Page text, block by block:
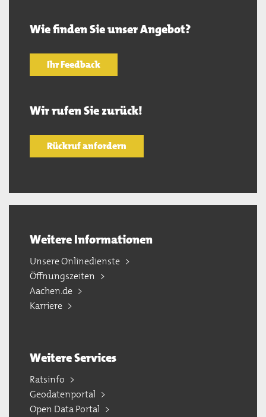
Wie finden Sie unser Angebot?
Ihr Feedback
Wir rufen Sie zurück!
Rückruf anfordern
Weitere Informationen
Unsere Onlinedienste
Öffnungszeiten
Aachen.de
Karriere
Weitere Services
Ratsinfo
Geodatenportal
Open Data Portal